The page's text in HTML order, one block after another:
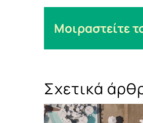
Μοιραστείτε
Σχετικά